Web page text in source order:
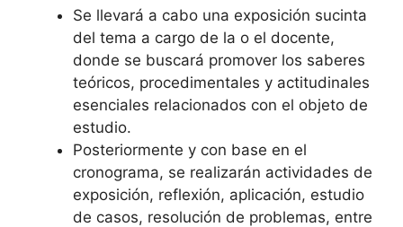
Se llevará a cabo una exposición sucinta
del tema a cargo de la o el docente,
donde se buscará promover los saberes
teóricos, procedimentales y actitudinales
esenciales relacionados con el objeto de
estudio.
Posteriormente y con base en el
cronograma, se realizarán actividades de
exposición, reflexión, aplicación, estudio
de casos, resolución de problemas, entre